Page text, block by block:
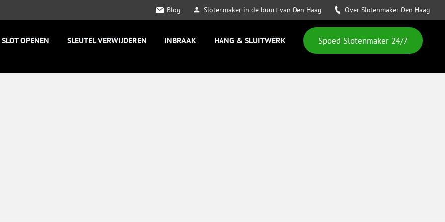
Blog Slotenmaker in de buurt van Den Haag Over Slotenmaker Den Haag
SLOT OPENEN SLEUTEL VERWIJDEREN INBRAAK HANG & SLUITWERK Spoed Slotenmaker 24/7